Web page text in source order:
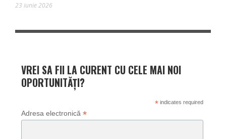
23 iunie 2026
VREI SA FII LA CURENT CU CELE MAI NOI
OPORTUNITĂȚI?
*indicates required
Adresa electronică *